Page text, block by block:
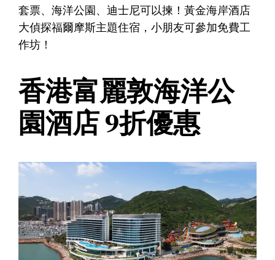
套票、海洋公園、迪士尼可以揀！黃金海岸酒店
大偵探福爾摩斯主題住宿，小朋友可參加免費工
作坊！
香港富麗敦海洋公
園酒店 9折優惠